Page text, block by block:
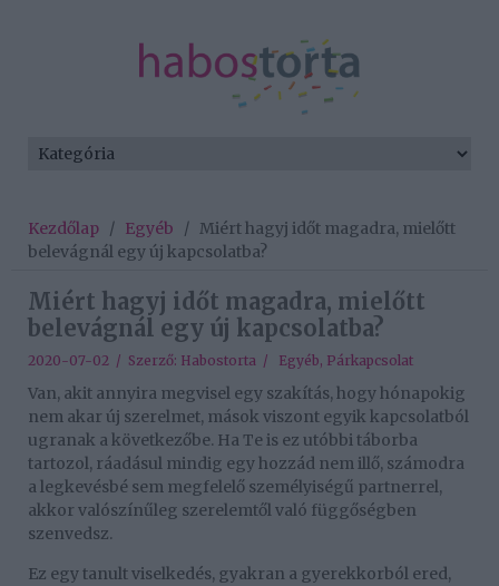
Kezdőlap / Egyéb / Miért hagyj időt magadra, mielőtt
belevágnál egy új kapcsolatba?
Miért hagyj időt magadra, mielőtt
belevágnál egy új kapcsolatba?
2020-07-02 / Szerző: Habostorta / Egyéb, Párkapcsolat
Van, akit annyira megvisel egy szakítás, hogy hónapokig
nem akar új szerelmet, mások viszont egyik kapcsolatból
ugranak a következőbe. Ha Te is ez utóbbi táborba
tartozol, ráadásul mindig egy hozzád nem illő, számodra
a legkevésbé sem megfelelő személyiségű partnerrel,
akkor valószínűleg szerelemtől való függőségben
szenvedsz.
Ez egy tanult viselkedés, gyakran a gyerekkorból ered,